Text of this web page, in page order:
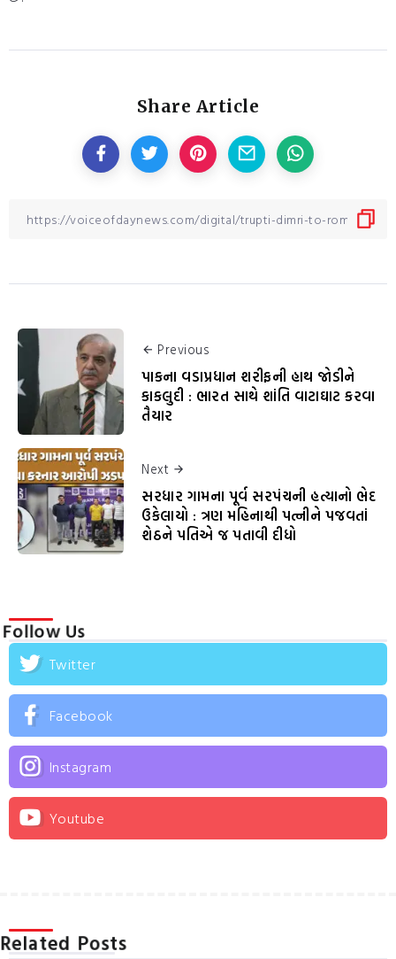
Share Article
Previous
પાકના વડાપ્રધાન શરીફની હાથ જોડીને
કાકલુદી : ભારત સાથે શાંતિ વાટાઘાટ કરવા
તૈયાર
Next
સરધાર ગામના પૂર્વ સરપંચની હત્યાનો ભેદ
ઉકેલાયો : ત્રણ મહિનાથી પત્નીને પજવતાં
શેઠને પતિએ જ પતાવી દીધો
Follow Us
Twitter
Facebook
Instagram
Youtube
Posts